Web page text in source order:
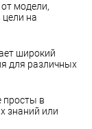
модели,
на
широкий
для различных
просты в
знаний или